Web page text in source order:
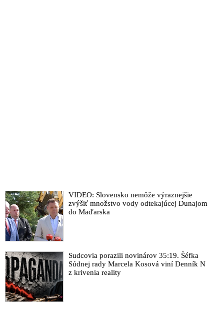
VIDEO: Slovensko nemôže výraznejšie
zvýšiť množstvo vody odtekajúcej Dunajom
do Maďarska
Sudcovia porazili novinárov 35:19. Šéfka
Súdnej rady Marcela Kosová viní Denník N
z krivenia reality